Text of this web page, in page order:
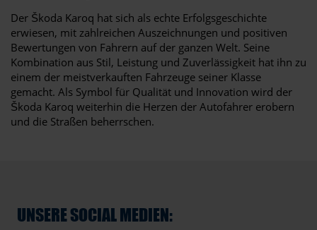
Der Škoda Karoq hat sich als echte Erfolgsgeschichte
erwiesen, mit zahlreichen Auszeichnungen und positiven
Bewertungen von Fahrern auf der ganzen Welt. Seine
Kombination aus Stil, Leistung und Zuverlässigkeit hat ihn zu
einem der meistverkauften Fahrzeuge seiner Klasse
gemacht. Als Symbol für Qualität und Innovation wird der
Škoda Karoq weiterhin die Herzen der Autofahrer erobern
und die Straßen beherrschen.
UNSERE SOCIAL MEDIEN: